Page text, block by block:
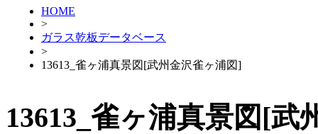
HOME
>
ガラス乾板データベース
>
13613_雀ヶ浦真景図[武州金沢雀ヶ浦図]
13613_雀ヶ浦真景図[武